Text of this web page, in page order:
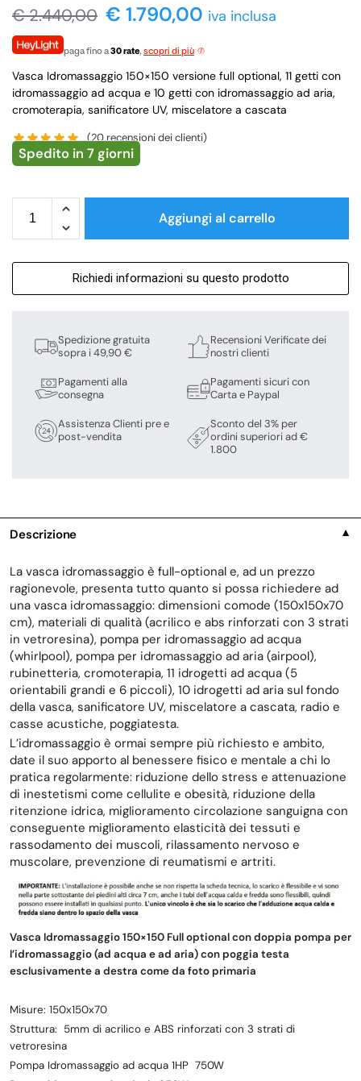
€2.440,00 € 1.790,00 iva inclusa
paga fino a30 rate, scopri di più
Vasca Idromassaggio 150×150 versione full optional, 11 getti con
idromassaggio ad acqua e 10 getti con idromassaggio ad aria,
cromoterapia, sanificatore UV, miscelatore a cascata
(20recensioni dei clienti)
Spedito in 7 giorni
Aggiungi al carrello
Richiedi informazioni su questo prodotto
Spedizione gratuita
sopra i 49,90 €
Pagamenti alla
consegna
Assistenza Clienti pre e
post-vendita
Recensioni Verificate dei
nostri clienti
Pagamenti sicuri con
Carta e Paypal
Sconto del 3% per
ordini superiori ad €
1.800
Descrizione ▼
La vasca idromassaggio è full-optional e, ad un prezzo
ragionevole, presenta tutto quanto si possa richiedere ad
una vasca idromassaggio: dimensioni comode (150x150x70
cm), materiali di qualità (acrilico e abs rinforzati con 3 strati
in vetroresina), pompa per idromassaggio ad acqua
(whirlpool), pompa per idromassaggio ad aria (airpool),
rubinetteria, cromoterapia, 11 idrogetti ad acqua (5
orientabili grandi e 6 piccoli), 10 idrogetti ad aria sul fondo
della vasca, sanificatore UV, miscelatore a cascata, radio e
casse acustiche, poggiatesta.
L’idromassaggio è ormai sempre più richiesto e ambito,
date il suo apporto al benessere fisico e mentale a chi lo
pratica regolarmente: riduzione dello stress e attenuazione
di inestetismi come cellulite e obesità, riduzione della
ritenzione idrica, miglioramento circolazione sanguigna con
conseguente miglioramento elasticità dei tessuti e
rassodamento dei muscoli, rilassamento nervoso e
muscolare, prevenzione di reumatismi e artriti.
Vasca Idromassaggio 150×150 Full optional con doppia pompa per
l’idromassaggio (ad acqua e ad aria) con poggia testa
esclusivamente a destra come da foto primaria
Misure: 150x150x70
Struttura: 5mm di acrilico e ABS rinforzati con 3 strati di
vetroresina
Pompa Idromassaggio ad acqua 1HP 750W